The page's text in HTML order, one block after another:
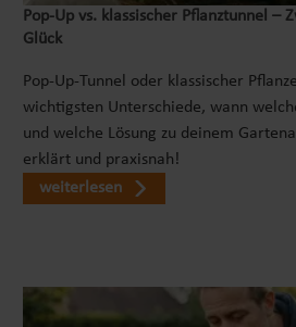
Pop‑Up vs. klassischer Pflanztunnel –
Glück
Pop-Up-Tunnel oder klassischer
wichtigsten Unterschiede, wann
und welche Lösung zu deinem
erklärt und praxisnah!
weiterlesen